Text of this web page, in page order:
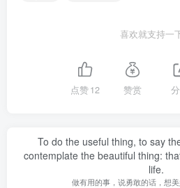
喜欢就支持一
点赞12 赞赏
To do the useful thing, to say
contemplate the beautiful thing:
life.
做有用的事，说勇敢的话，想